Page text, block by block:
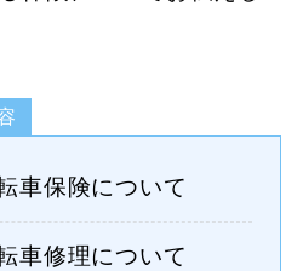
車保険について
車修理について